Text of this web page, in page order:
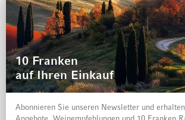
10 Franken
auf Ihren Einkauf
Abonnieren Sie unseren Newsletter und